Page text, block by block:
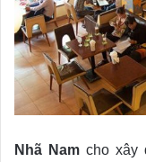
Nhã Nam cho xây